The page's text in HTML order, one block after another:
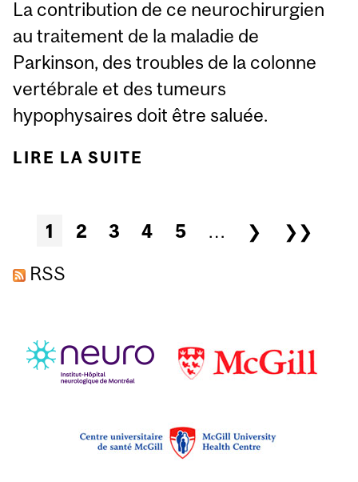
La contribution de ce neurochirurgien
au traitement de la maladie de
Parkinson, des troubles de la colonne
vertébrale et des tumeurs
hypophysaires doit être saluée.
LIRE LA SUITE
Pages
1 2 3 4 5 … ❯
❯❯
RSS